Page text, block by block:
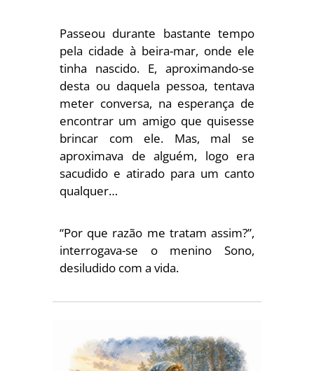
Passeou durante bastante tempo
pela cidade à beira-mar, onde ele
tinha nascido. E, aproximando-se
desta ou daquela pessoa, tentava
meter conversa, na esperança de
encontrar um amigo que quisesse
brincar com ele. Mas, mal se
aproximava de alguém, logo era
sacudido e atirado para um canto
qualquer…
“Por que razão me tratam assim?”,
interrogava-se o menino Sono,
desiludido com a vida.